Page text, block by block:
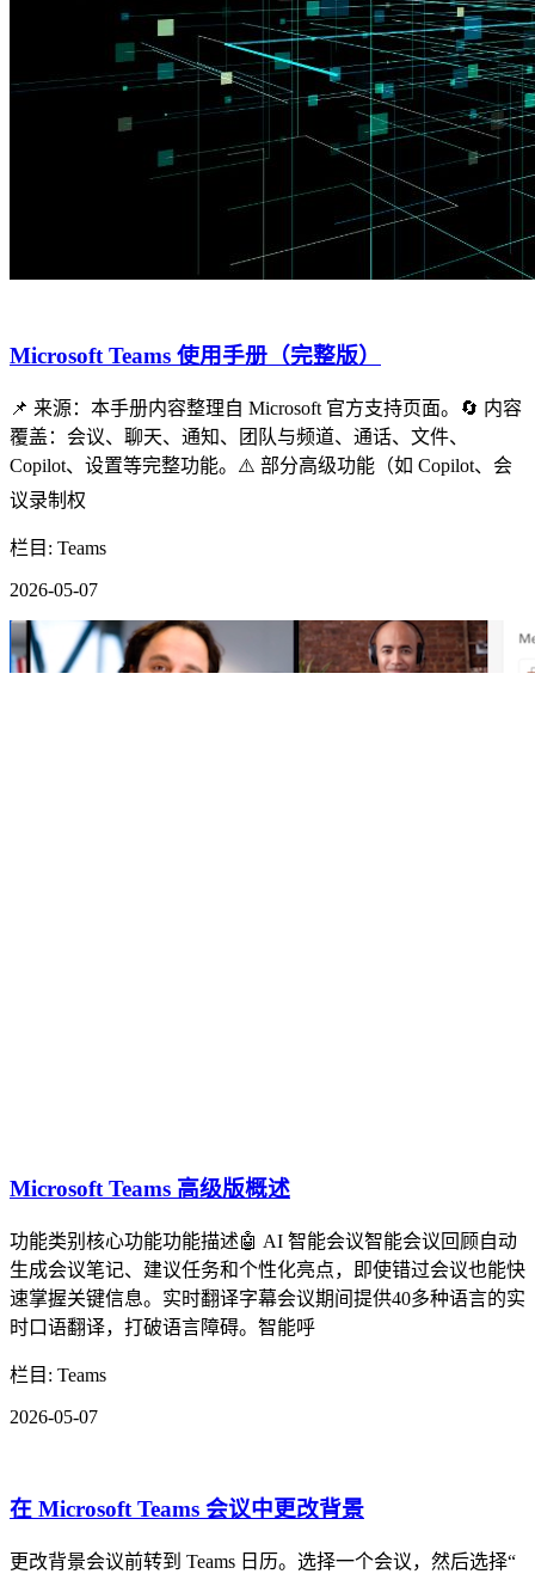
Microsoft Teams 使用手册（完整版）
📌 来源：本手册内容整理自 Microsoft 官方支持页面。🔄 内容
覆盖：会议、聊天、通知、团队与频道、通话、文件、
Copilot、设置等完整功能。⚠️ 部分高级功能（如 Copilot、会
议录制权
栏目: Teams
2026-05-07
Microsoft Teams 高级版概述
功能类别核心功能功能描述🤖 AI 智能会议智能会议回顾自动
生成会议笔记、建议任务和个性化亮点，即使错过会议也能快
速掌握关键信息。实时翻译字幕会议期间提供40多种语言的实
时口语翻译，打破语言障碍。智能呼
栏目: Teams
2026-05-07
在 Microsoft Teams 会议中更改背景
更改背景会议前转到 Teams 日历。选择一个会议，然后选择“